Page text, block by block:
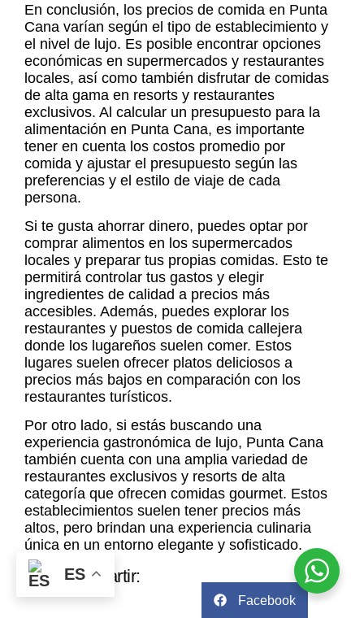
En conclusión, los precios de comida en Punta
Cana varían según el tipo de establecimiento y
el nivel de lujo. Es posible encontrar opciones
económicas en supermercados y restaurantes
locales, así como también disfrutar de comidas
de alta gama en resorts y restaurantes
exclusivos. Al calcular un presupuesto para la
alimentación en Punta Cana, es importante
tener en cuenta los costos promedio por
comida y ajustar el presupuesto según las
preferencias y el estilo de viaje de cada
persona.
Si te gusta ahorrar dinero, puedes optar por
comprar alimentos en los supermercados
locales y preparar tus propias comidas. Esto te
permitirá controlar tus gastos y elegir
ingredientes de calidad a precios más
accesibles. Además, puedes explorar los
restaurantes y puestos de comida callejera
donde los lugareños suelen comer. Estos
lugares suelen ofrecer platos deliciosos a
precios más bajos en comparación con los
restaurantes turísticos.
Por otro lado, si estás buscando una
experiencia gastronómica de lujo, Punta Cana
también cuenta con una amplia variedad de
restaurantes exclusivos y resorts de alta
categoría que ofrecen comidas gourmet. Estos
establecimientos suelen tener precios más
altos, pero brindan una experiencia culinaria
única en un entorno elegante y sofisticado.
Compartir:
Facebook
ES